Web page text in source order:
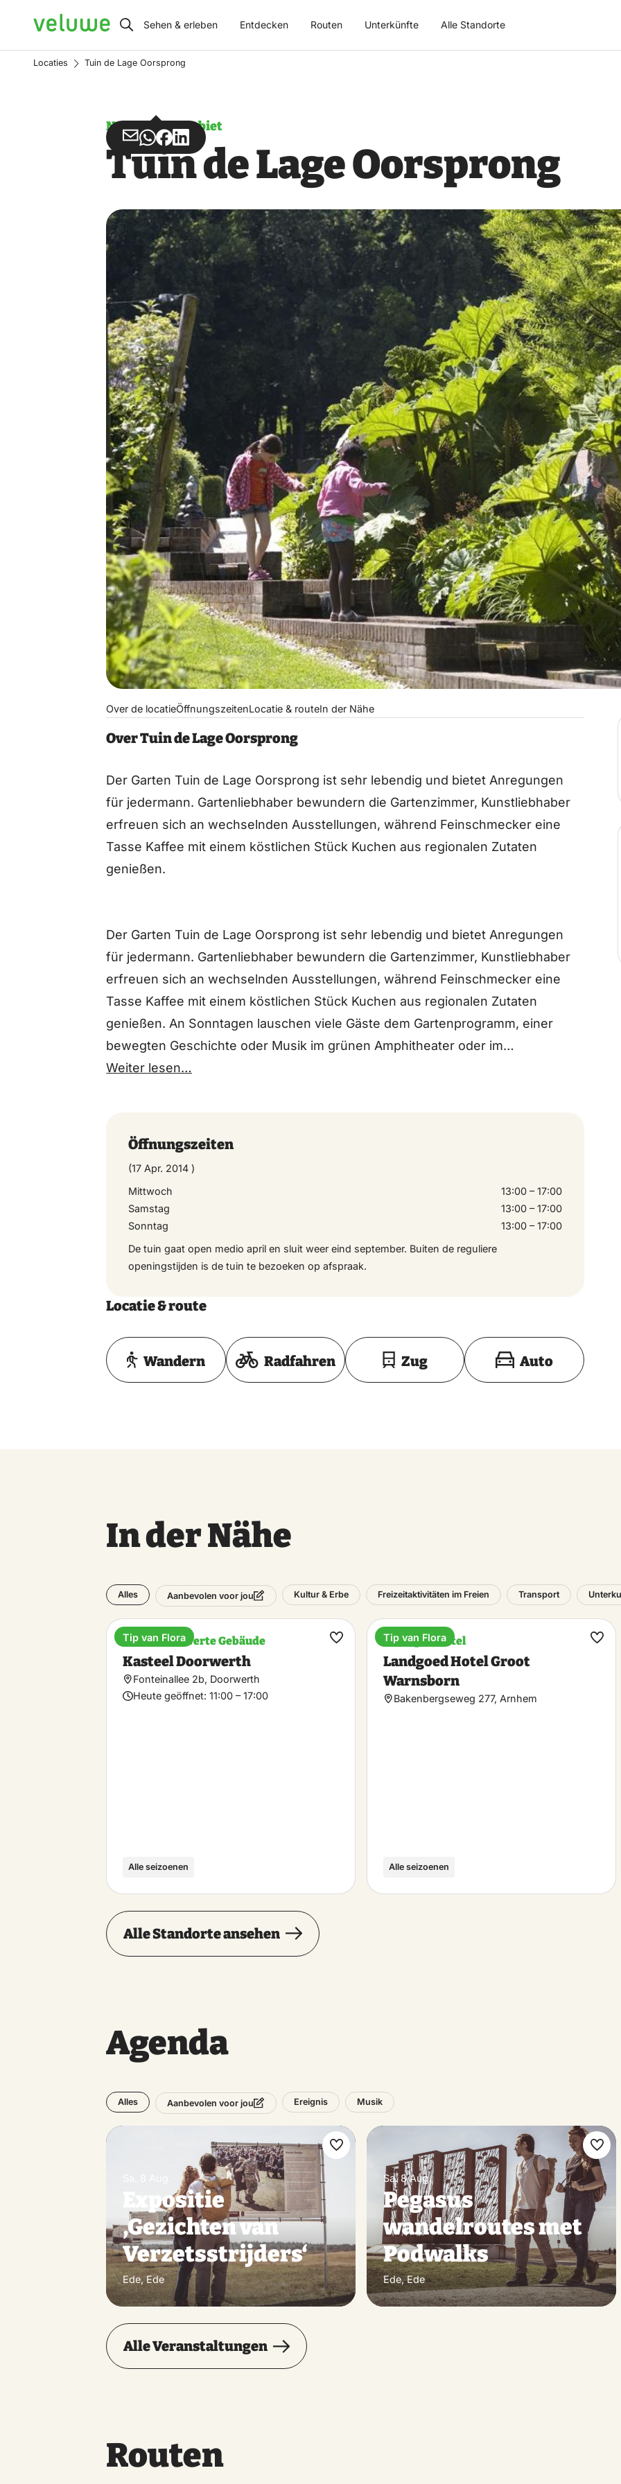
Veluwe Sehen & erleben Entdecken Routen Unterkünfte Alle Standorte
Locaties Tuin de Lage Oorsprong
Naturschutzgebiet
Teilen
über
Teilen
über
Teilen
auf
Teilen
auf
Tuin de Lage Oorsprong
Over de locatieÖffnungszeitenLocatie & routeIn der Nähe
Over Tuin de Lage Oorsprong
Der Garten Tuin de Lage Oorsprong ist sehr lebendig und bietet Anregungen
für jedermann. Gartenliebhaber bewundern die Gartenzimmer, Kunstliebhaber
erfreuen sich an wechselnden Ausstellungen, während Feinschmecker eine
Tasse Kaffee mit einem köstlichen Stück Kuchen aus regionalen Zutaten
genießen.
Der Garten Tuin de Lage Oorsprong ist sehr lebendig und bietet Anregungen
für jedermann. Gartenliebhaber bewundern die Gartenzimmer, Kunstliebhaber
erfreuen sich an wechselnden Ausstellungen, während Feinschmecker eine
Tasse Kaffee mit einem köstlichen Stück Kuchen aus regionalen Zutaten
genießen. An Sonntagen lauschen viele Gäste dem Gartenprogramm, einer
bewegten Geschichte oder Musik im grünen Amphitheater oder im
Gewächshaus. Jung und Alt können Beeren oder Blumen pflücken oder eine
Wasserlauf mit neun Wasserfällen: Es ist eine große Herausforderung, sein
Boot dort sicher hinunterzubringen.
Unsere Saison 2016 geht von Sonntag, 17. April bis zum 28. September.
Weiter lesen…
Öffnungszeiten
(17 Apr. 2014 )
Mittwoch
13:00 – 17:00
Samstag
13:00 – 17:00
Sonntag
13:00 – 17:00
De tuin gaat open medio april en sluit weer eind september. Buiten de reguliere
openingstijden is de tuin te bezoeken op afspraak.
Locatie & route
Toon op kaart
Wandern Radfahren Zug Auto
In der Nähe
Alles Aanbevolen voor jou Kultur & Erbe Freizeitaktivitäten im Freien Transport
Bemerkenswerte Gebäude
Kasteel Doorwerth
Fonteinallee 2b, Doorwerth
Heute geöffnet: 11:00 – 17:00
Alle seizoenen
Tip van Flora
Favorit
machen
Boutique-Hotel
Landgoed Hotel Groot
Warnsborn
Bakenbergseweg 277, Arnhem
Alle seizoenen
Tip van Flora
Alle Standorte ansehen
Agenda
Alles Aanbevolen voor jou Ereignis Musik
Expositie
‚Gezichten van
Verzetsstrijders‘
Ede, Ede
Favorit
Sa. 8 Aug.
Pegasus
wandelroutes met
Podwalks
Ede, Ede
Alle Veranstaltungen
Routen